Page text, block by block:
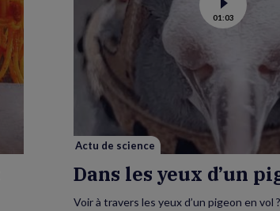
Voir
la
vidéo
01:03
Actu de science
Dans les yeux d’un
Voir à travers les yeux d’un pigeon en vol